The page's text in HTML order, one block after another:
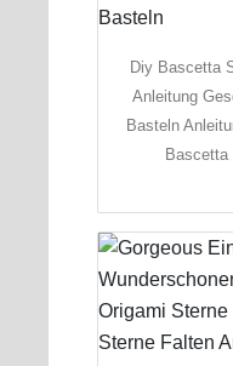
Diy Bascetta
Anleitung
Basteln
Bascetta